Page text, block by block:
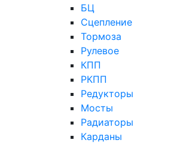
БЦ
Сцепление
Тормоза
Рулевое
КПП
РКПП
Редукторы
Мосты
Радиаторы
Карданы